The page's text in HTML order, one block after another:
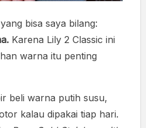
bisa saya bilang:
Karena Lily 2 Classic ini
warna itu penting
beli warna putih susu,
kalau dipakai tiap hari.